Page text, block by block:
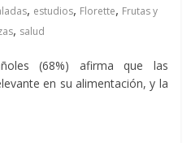
, estudios, Florette, Frutas y
, salud
(68%) afirma que las
en su alimentación, y la